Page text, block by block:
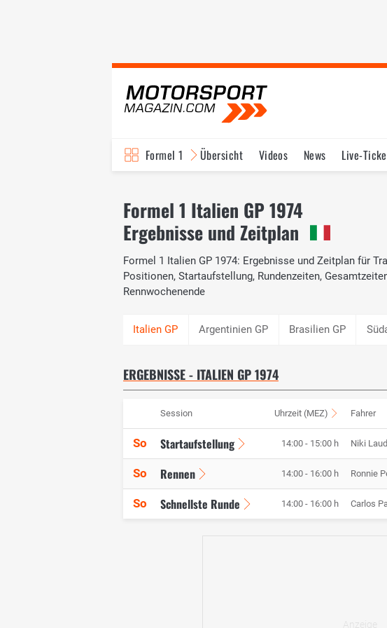
Formel 1 Übersicht Videos News Live-
Formel 1 Italien GP 1974
Ergebnisse und Zeitplan
Formel 1 Italien GP 1974: Ergebnisse und Zeitplan für
Positionen, Startaufstellung, Rundenzeiten,
Rennwochenende
Argentinien GP Brasilien GP
ERGEBNISSE - ITALIEN GP 1974
Session Uhrzeit (MEZ) Fahrer
So Startaufstellung 14:00 - 15:00 h Niki
So Rennen 14:00 - 16:00 h Ronnie
So Schnellste Runde 14:00 - 16:00 h Carlos